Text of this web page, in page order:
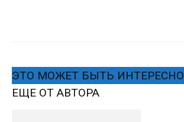
ЭТО МОЖЕТ БЫТЬ ИНТЕРЕСНО
ЕЩЕ ОТ АВТОРА